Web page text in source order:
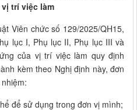
trí việc làm
Viên chức số 129/2025/QH15,
lục I, Phụ lục II, Phụ lục III và
của vị trí việc làm quy định
kèm theo Nghị định này, đơn
để sử dụng trong đơn vị mình;